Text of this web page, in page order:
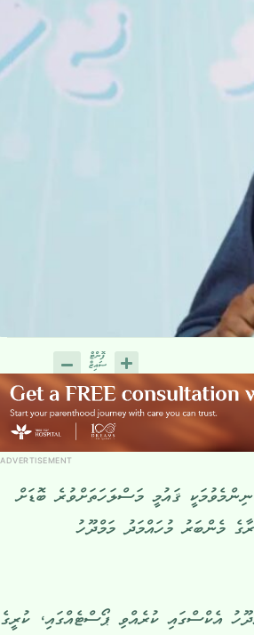
ADVERTISEMENT
ޤައުމީ މަސްލަހަތަށްވުރެ ބޮޑަށް
މެންބަރު މުހައްމަދު މަމްދޫހު
އެކްސްގައި ކުރެއްވި ޕޯސްޓެއްގައި، ކުރީގެ